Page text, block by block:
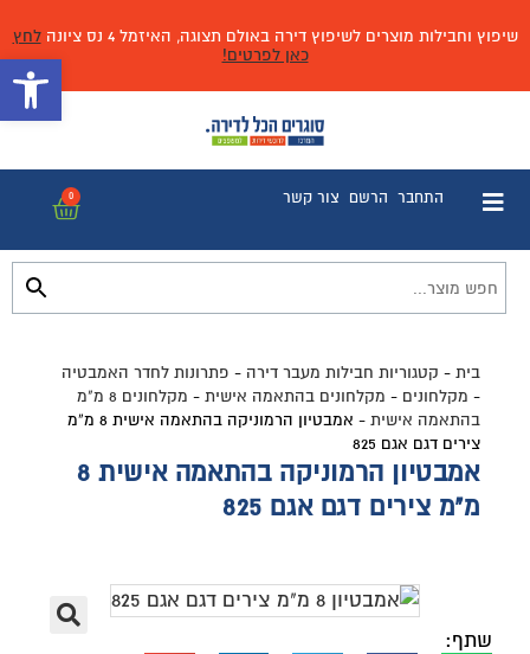
שיפוץ וחבילות מוצרים לשיפוץ דירה באולם תצוגה, האיזמל 4 נס ציונה
לחץ
כאן לפרטים!
התחבר הרשם צור קשר 0
בית - קטגוריות חבילות מעבר דירה - פתרונות לחדר האמבטיה
- מקלחונים - מקלחונים בהתאמה אישית -
מקלחונים 8 מ"מ
בהתאמה אישית -
אמבטיון הרמוניקה בהתאמה אישית 8 מ”מ
צירים דגם אגם 825
אמבטיון הרמוניקה בהתאמה אישית 8
מ"מ צירים דגם אגם 825
שתף: